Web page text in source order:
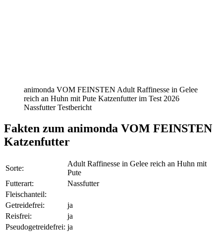
animonda VOM FEINSTEN Adult Raffinesse in Gelee
reich an Huhn mit Pute Katzenfutter im Test 2026
Nassfutter Testbericht
Fakten zum animonda VOM FEINSTEN
Katzenfutter
Sorte:
Adult Raffinesse in Gelee reich an Huhn mit
Pute
Futterart:
Nassfutter
Fleischanteil:
Getreidefrei:
ja
Reisfrei:
ja
Pseudogetreidefrei: ja